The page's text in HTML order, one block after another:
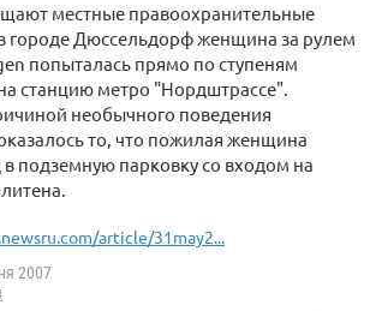
местные правоохранительные
городе Дюссельдорф женщина за рулем
попыталась прямо по ступеням
станцию метро "Нордштрассе".
необычного поведения
то, что пожилая женщина
в подземную парковку со входом на
article/31may2...
2007